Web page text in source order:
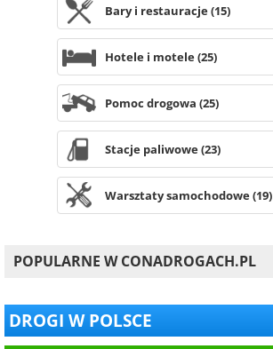
Bary i restauracje (15)
Hotele i motele (25)
Pomoc drogowa (25)
Stacje paliwowe (23)
Warsztaty samochodowe (19)
POPULARNE W CONADROGACH.PL
DROGI W POLSCE